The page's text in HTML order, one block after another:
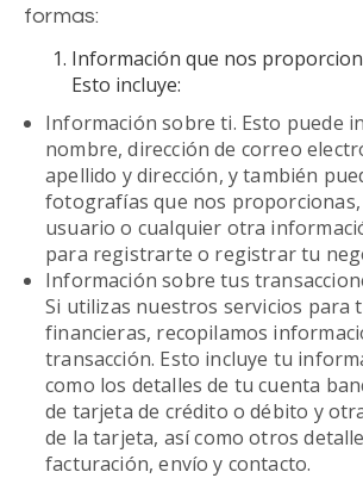
formas:
Información que nos
Esto incluye:
Información sobre ti. Esto puede
nombre, dirección de correo
apellido y dirección, y también
fotografías que nos
usuario o cualquier otra
para registrarte o registrar tu
Información sobre tus
Si utilizas nuestros servicios para
financieras, recopilamos
transacción. Esto incluye tu
como los detalles de tu cuenta
de tarjeta de crédito o débito y
de la tarjeta, así como otros
facturación, envío y contacto.